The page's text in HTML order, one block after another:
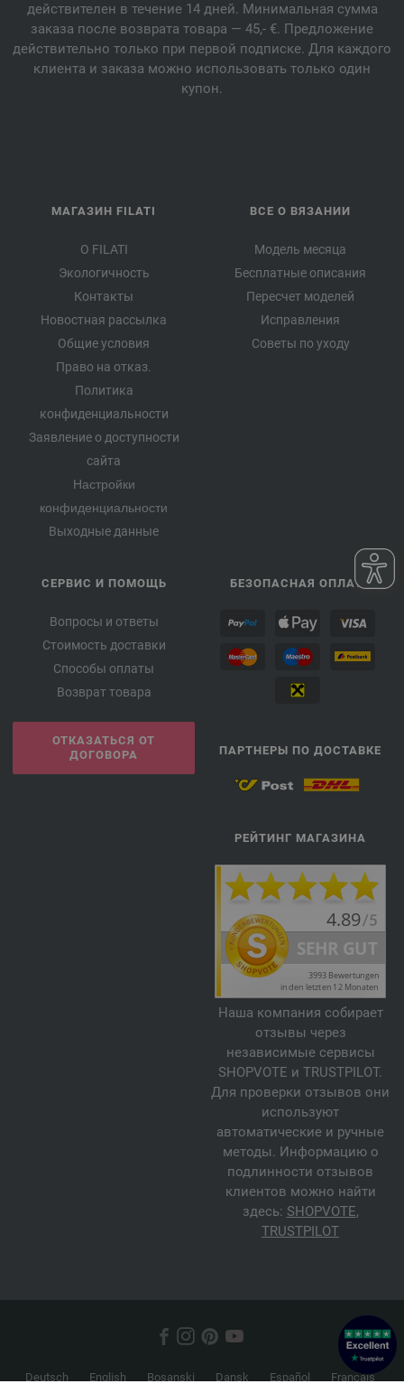
действителен в течение 14 дней. Минимальная сумма
заказа после возврата товара — 45,- €. Предложение
действительно только при первой подписке. Для каждого
клиента и заказа можно использовать только один
купон.
МАГАЗИН FILATI
О FILATI
Экологичность
Контакты
Новостная рассылка
Общие условия
Право на отказ.
Политика
конфиденциальности
Заявление о доступности
сайта
Настройки
конфиденциальности
Выходные данные
ВСЕ О ВЯЗАНИИ
Модель месяца
Бесплатные описания
Пересчет моделей
Исправления
Советы по уходу
СЕРВИС И ПОМОЩЬ
Вопросы и ответы
Стоимость доставки
Способы оплаты
Возврат товара
ОТКАЗАТЬСЯ ОТ
ДОГОВОРА
БЕЗОПАСНАЯ ОПЛАТА
ПАРТНЕРЫ ПО ДОСТАВКЕ
РЕЙТИНГ МАГАЗИНА
Наша компания собирает
отзывы через
независимые сервисы
SHOPVOTE и TRUSTPILOT.
Для проверки отзывов они
используют
автоматические и ручные
методы. Информацию о
подлинности отзывов
клиентов можно найти
здесь: SHOPVOTE,
TRUSTPILOT
Deutsch English Bosanski Dansk Español Français